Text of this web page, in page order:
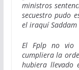
ministros
secuestro pudo
el iraquí Saddam
El Fplp no vio
cumpliera la
hubiera llevado